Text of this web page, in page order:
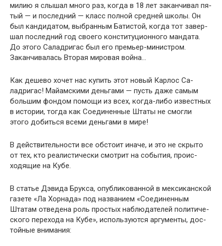
милию я слышал много раз, когда в 18 лет заканчивал пя­
тый — и последний — класс полной средней школы. Он
был кандидатом, выбранным Батистой, когда тот завер­
шал последний год своего конституционного мандата.
До этого Саладригас был его премьер-министром.
Заканчива­лась Вторая мировая война…
Как дешево хочет нас купить этот новый Карлос Са­
ладригас! Майамскими деньгами — пусть даже самым
большим фондом помощи из всех, когда-либо известных
в истории, тогда как Соединенные Штаты не смогли
этого добиться всеми деньгами в мире!
В действительности все обстоит иначе, и это не скры­то
от тех, кто реалистически смотрит на события, проис­
ходящие на Кубе.
В статье Дэвида Брукса, опубликованной в мексикан­ской
газете «Ла Хорнада» под названием «Соединенным
Штатам отведена роль простых наблюдателей политиче­
ского перехода на Кубе», используются аргументы, дос­
тойные внимания: